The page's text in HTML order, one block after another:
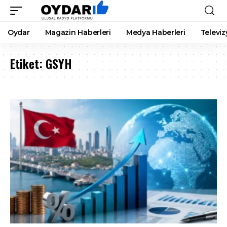
Oydar Magazin Haberleri Medya Haberleri
Etiket: GSYH